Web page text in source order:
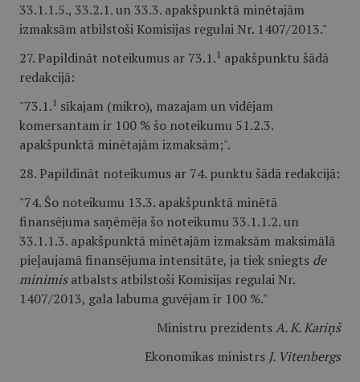
33.1.1.5., 33.2.1. un 33.3. apakšpunktā minētajām
izmaksām atbilstoši Komisijas regulai Nr. 1407/2013."
27. Papildināt noteikumus ar 73.1. 1 apakšpunktu šādā
redakcijā:
"73.1. 1 sīkajam (mikro), mazajam un vidējam
komersantam ir 100 % šo noteikumu 51.2.3.
apakšpunktā minētajām izmaksām;".
28. Papildināt noteikumus ar 74. punktu šādā redakcijā:
"74. Šo noteikumu 13.3. apakšpunktā minētā
finansējuma saņēmēja šo noteikumu 33.1.1.2. un
33.1.1.3. apakšpunktā minētajām izmaksām maksimālā
pieļaujamā finansējuma intensitāte, ja tiek sniegts de
minimisatbalsts atbilstoši Komisijas regulai Nr.
1407/2013, gala labuma guvējam ir 100 %."
Ministru prezidentsA. K. Kariņš
Ekonomikas ministrs J. Vitenbergs